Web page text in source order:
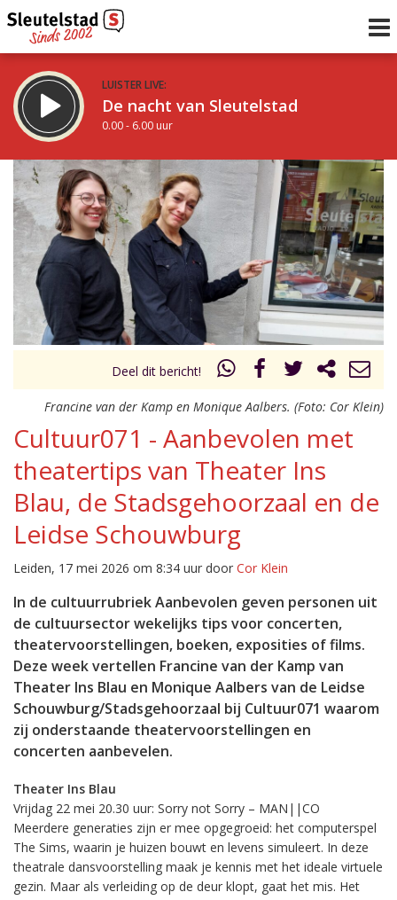
LUISTER LIVE:
De nacht van Sleutelstad
0.00 - 6.00 uur
STRAKS:
De ochtend van Sleutelstad
6.00 - 12.00 uur
Vorig uur
uur 1 van 0 Volgend uur
Inklappen
Deel dit bericht!
Francine van der Kamp en Monique Aalbers. (Foto: Cor Klein)
Cultuur071 - Aanbevolen met
theatertips van Theater Ins
Blau, de Stadsgehoorzaal en de
Leidse Schouwburg
Leiden, 17 mei 2026 om 8:34 uur door Cor Klein
In de cultuurrubriek Aanbevolen geven personen uit
de cultuursector wekelijks tips voor concerten,
theatervoorstellingen, boeken, exposities of films.
Deze week vertellen Francine van der Kamp van
Theater Ins Blau en Monique Aalbers van de Leidse
Schouwburg/Stadsgehoorzaal bij Cultuur071 waarom
zij onderstaande theatervoorstellingen en
concerten aanbevelen.
Theater Ins Blau
Vrijdag 22 mei 20.30 uur: Sorry not Sorry – MAN||CO
Meerdere generaties zijn er mee opgegroeid: het computerspel
The Sims, waarin je huizen bouwt en levens simuleert. In deze
theatrale dansvoorstelling maak je kennis met het ideale virtuele
gezin. Maar als verleiding op de deur klopt, gaat het mis. Het